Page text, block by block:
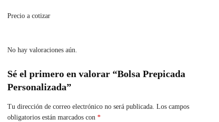
Precio a cotizar
No hay valoraciones aún.
Sé el primero en valorar “Bolsa Prepicada
Personalizada”
Tu dirección de correo electrónico no será publicada. Los campos
obligatorios están marcados con *